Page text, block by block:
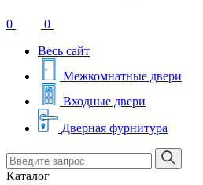
0
0
Весь сайт
Межкомнатные двери
Входные двери
Дверная фурнитура
Каталог